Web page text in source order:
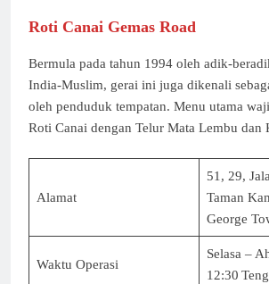
Roti Canai Gemas Road
Bermula pada tahun 1994 oleh adik-
India-Muslim, gerai ini juga dikenali
oleh penduduk tempatan. ​Menu utama
Roti Canai dengan Telur Mata Lembu dan
Alamat
51, 29,
Taman
George
Waktu Operasi
Selasa –
12:30